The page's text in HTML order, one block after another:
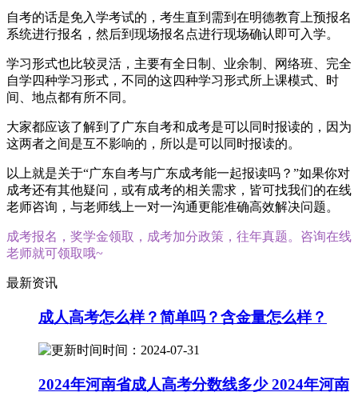
自考的话是免入学考试的，考生直到需到在明德教育上预报名
系统进行报名，然后到现场报名点进行现场确认即可入学。
学习形式也比较灵活，主要有全日制、业余制、网络班、完全
自学四种学习形式，不同的这四种学习形式所上课模式、时
间、地点都有所不同。
大家都应该了解到了广东自考和成考是可以同时报读的，因为
这两者之间是互不影响的，所以是可以同时报读的。
以上就是关于“广东自考与广东成考能一起报读吗？”如果你对
成考还有其他疑问，或有成考的相关需求，皆可找我们的在线
老师咨询，与老师线上一对一沟通更能准确高效解决问题。
成考报名，奖学金领取，成考加分政策，往年真题。咨询在线
老师就可领取哦~
最新资讯
成人高考怎么样？简单吗？含金量怎么样？
时间：2024-07-31
2024年河南省成人高考分数线多少 2024年河南